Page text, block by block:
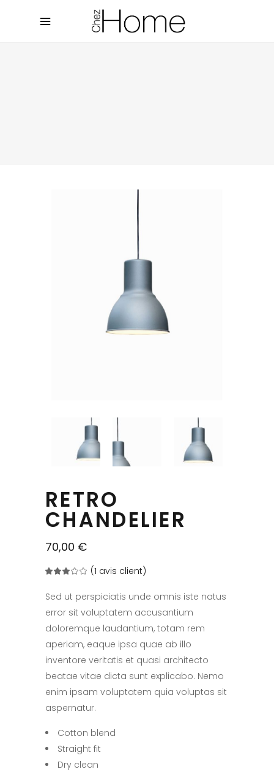
RETRO
CHANDELIER
70,00 €
Noté
5
basé
1
notation
(1 avis client)
Sed ut perspiciatis unde omnis iste natus
error sit voluptatem accusantium
doloremque laudantium, totam rem
aperiam, eaque ipsa quae ab illo
inventore veritatis et quasi architecto
beatae vitae dicta sunt explicabo. Nemo
enim ipsam voluptatem quia voluptas sit
aspernatur.
Cotton blend
Straight fit
Dry clean